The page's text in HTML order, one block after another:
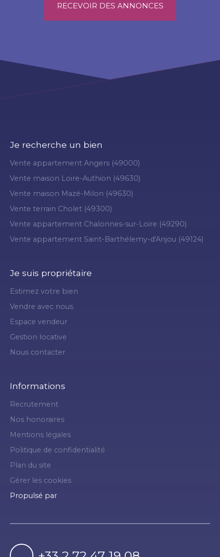
RECEVOIR DES ANNONCES
Je recherche un bien
Vente appartement Angers (49000)
Vente maison Loire-Authion (49630)
Vente maison Mazé-Milon (49630)
Vente terrain Cholet (49300)
Vente appartement Chalonnes-sur-Loire (49290)
Vente appartement Saint-Barthélemy-d'Anjou (49124)
Je suis propriétaire
Estimez votre bien
Vendre avec nous
Espace vendeur
Gestion locative
Nous contacter
Informations
Recrutement
Nos honoraires
Mentions légales
Politique de confidentialité
Plan du site
Gérer les cookies
Propulsé par